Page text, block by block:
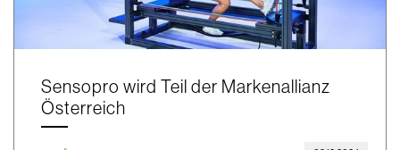
Sensopro wird Teil der Markenallianz
Österreich